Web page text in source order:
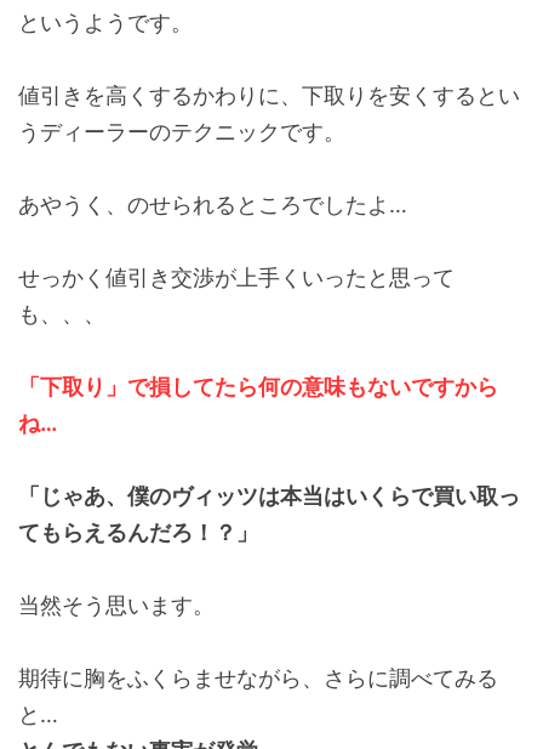
というようです。
値引きを高くするかわりに、下取りを安くするとい
うディーラーのテクニックです。
あやうく、のせられるところでしたよ…
せっかく値引き交渉が上手くいったと思って
も、、、
「下取り」で損してたら何の意味もないですから
ね…
「じゃあ、僕のヴィッツは本当はいくらで買い取っ
てもらえるんだろ！？」
当然そう思います。
期待に胸をふくらませながら、さらに調べてみる
と…